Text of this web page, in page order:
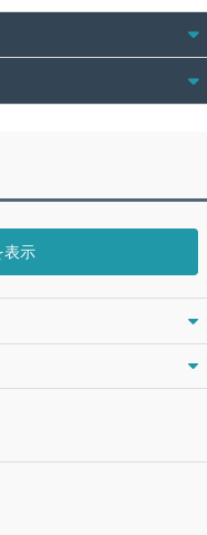
表示